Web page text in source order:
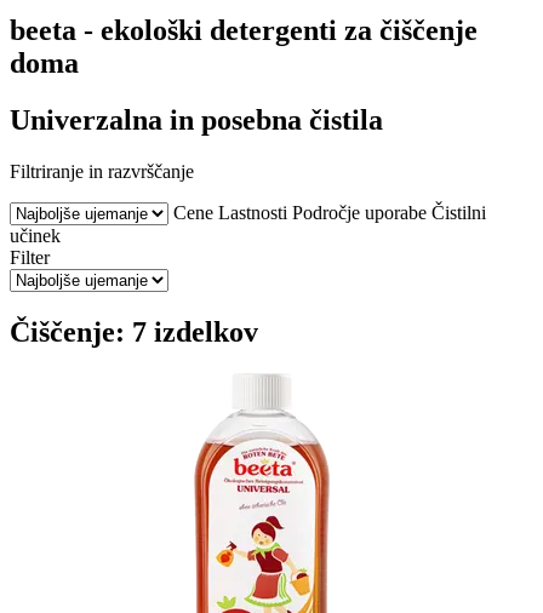
beeta - ekološki detergenti za čiščenje
doma
Univerzalna in posebna čistila
Filtriranje in razvrščanje
Cene Lastnosti Področje uporabe Čistilni
učinek
Filter
Čiščenje: 7 izdelkov